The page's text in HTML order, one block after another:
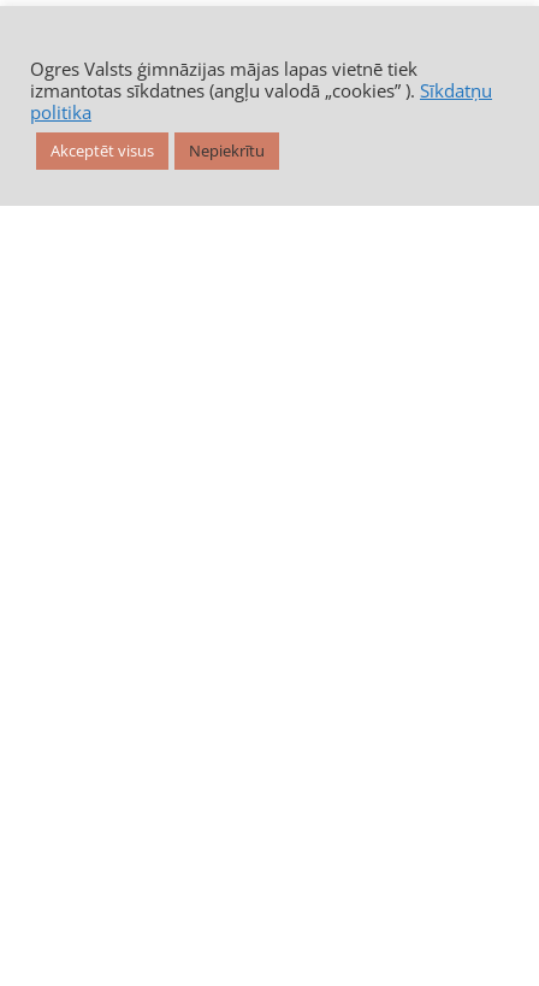
Ogres Valsts ģimnāzijas mājas lapas vietnē tiek
izmantotas sīkdatnes (angļu valodā „cookies” ). Sīkdatņu
politika
Akceptēt visus Nepiekrītu